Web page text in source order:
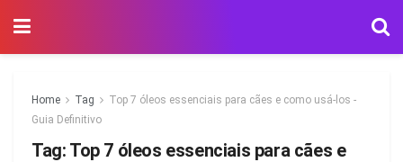
Home Tag
Top 7 óleos essenciais para cães e como usá-los -
Guia Definitivo
Tag: Top 7 óleos essenciais para cães e